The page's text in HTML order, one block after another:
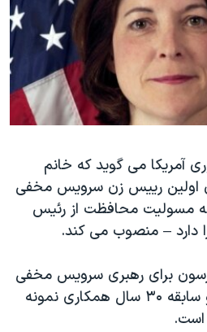
ایران
آمريکا می گوید که خانم
اولین رييس زن سرویس مخفی
که مسوليت محافظت از رئیس
دارد – منصوب می کند.
برای رهبری سرويس مخفی
بسيار واجد شرایط است و سابقه ۳۰ سال همکاری نمونه
است.